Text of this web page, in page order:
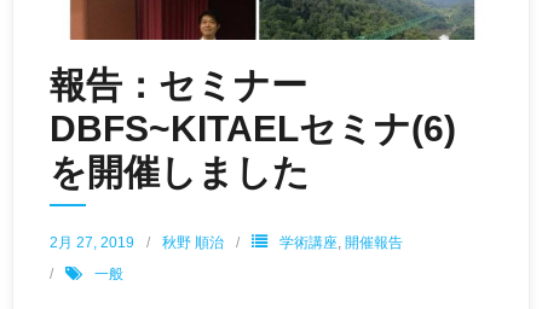
報告：セミナー
DBFS~KITAELセミナ(6)
を開催しました
2月 27, 2019 秋野 順治 学術講座, 開催報告
一般